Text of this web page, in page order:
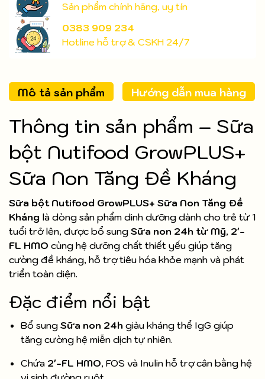
Sản phẩm chính hãng, uy tín
0383 909 234
Hotline hỗ trợ & CSKH 24/7
Mô tả sản phẩm Hướng dẫn mua hàng
Thông tin sản phẩm – Sữa
bột Nutifood GrowPLUS+
Sữa Non Tăng Đề Kháng
Sữa bột Nutifood GrowPLUS+ Sữa Non Tăng Đề
Kháng là dòng sản phẩm dinh dưỡng dành cho trẻ từ 1
tuổi trở lên, được bổ sung Sữa non 24h từ Mỹ, 2'-
FL HMO cùng hệ dưỡng chất thiết yếu giúp tăng
cường đề kháng, hỗ trợ tiêu hóa khỏe mạnh và phát
triển toàn diện.
Đặc điểm nổi bật
Bổ sung Sữa non 24h giàu kháng thể IgG giúp
tăng cường hệ miễn dịch tự nhiên.
Chứa 2'-FL HMO, FOS và Inulin hỗ trợ cân bằng hệ